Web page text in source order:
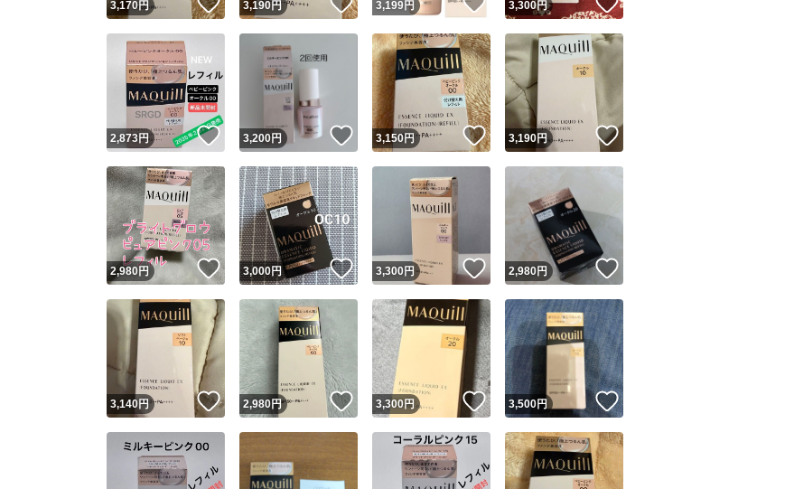
3,170円 3,190円 3,199円 3,300円
2,873円 いいね！
3,200円 いいね！
3,150円 いいね！
3,190円
2,980円 いいね！
3,000円 いいね！
3,300円 いいね！
2,980円
3,140円 いいね！
2,980円 いいね！
3,300円 いいね！
3,500円 いいね！